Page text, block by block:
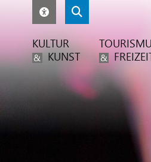
KULTUR
& KUNST &